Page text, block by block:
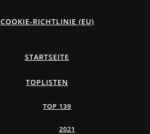
COOKIE-RICHTLINIE (EU)
STARTSEITE
TOPLISTEN
TOP 139
2021